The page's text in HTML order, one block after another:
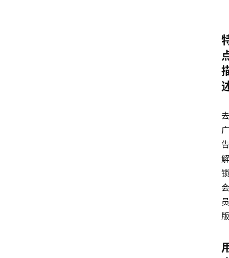
去
广
告
解
锁
会
员
版